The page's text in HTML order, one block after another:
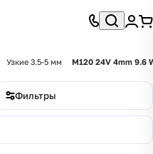
Узкие 3.5-5 мм M120 24V 4mm 9.6
Фильтры